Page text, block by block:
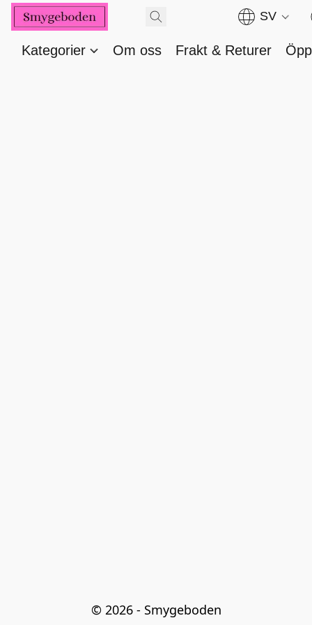
SV
Kategorier Om oss Frakt & Returer
© 2026 - Smygeboden